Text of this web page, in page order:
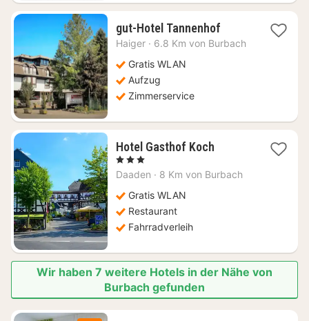
gut-Hotel Tannenhof1
Nacht
Haiger · 6.8 Km von Burbach
Gratis WLAN
Aufzug
Zimmerservice
Hotel Gasthof Koch1
ab
, 3 Sterne
Daaden · 8 Km von Burbach
Gratis WLAN
Restaurant
Fahrradverleih
Wir haben 7 weitere Hotels in der Nähe von
Burbach gefunden